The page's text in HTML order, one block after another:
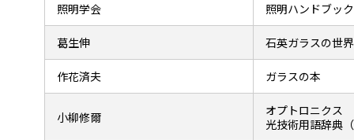
照明学会 照明ハンドブッ
葛生伸 石英ガラスの世界
作花済夫 ガラスの本
小柳修爾
オプトロニクス
光技術用語辞典